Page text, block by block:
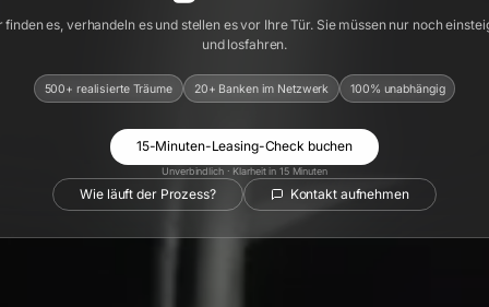
finden es, verhandeln es und stellen es vor Ihre Tür. Sie müssen nur noch
und losfahren.
500+ realisierte Träume 20+ Banken im Netzwerk 100% unabhängig
15-Minuten-Leasing-Check buchen
Unverbindlich · Klarheit in 15 Minuten
Wie läuft der Prozess? Kontakt aufnehmen